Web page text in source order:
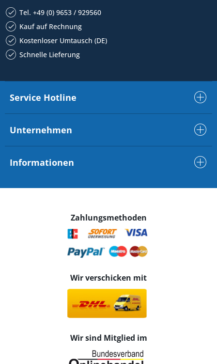
Tel. +49 (0) 9653 / 929560
Kauf auf Rechnung
Kostenloser Umtausch (DE)
Schnelle Lieferung
Service Hotline
Unternehmen
Informationen
Zahlungsmethoden
Wir verschicken mit
Wir sind Mitglied im